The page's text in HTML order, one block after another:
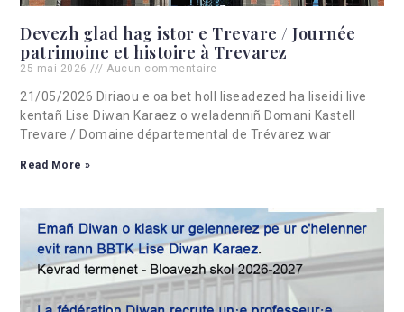
Devezh glad hag istor e Trevare / Journée
patrimoine et histoire à Trevarez
25 mai 2026 Aucun commentaire
21/05/2026 Diriaou e oa bet holl liseadezed ha liseidi live
kentañ Lise Diwan Karaez o weladenniñ Domani Kastell
Trevare / Domaine départemental de Trévarez war
Read More »